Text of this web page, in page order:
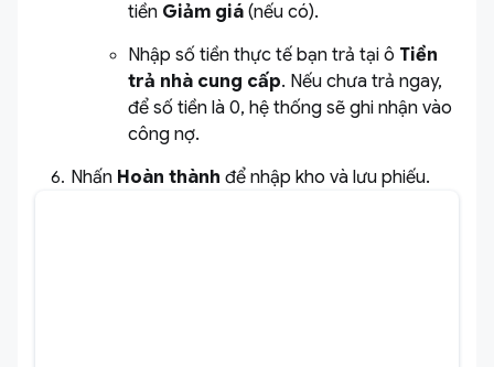
tiền Giảm giá (nếu có).
Nhập số tiền thực tế bạn trả tại ô Tiền
trả nhà cung cấp. Nếu chưa trả ngay,
để số tiền là 0, hệ thống sẽ ghi nhận vào
công nợ.
Nhấn Hoàn thành để nhập kho và lưu phiếu.